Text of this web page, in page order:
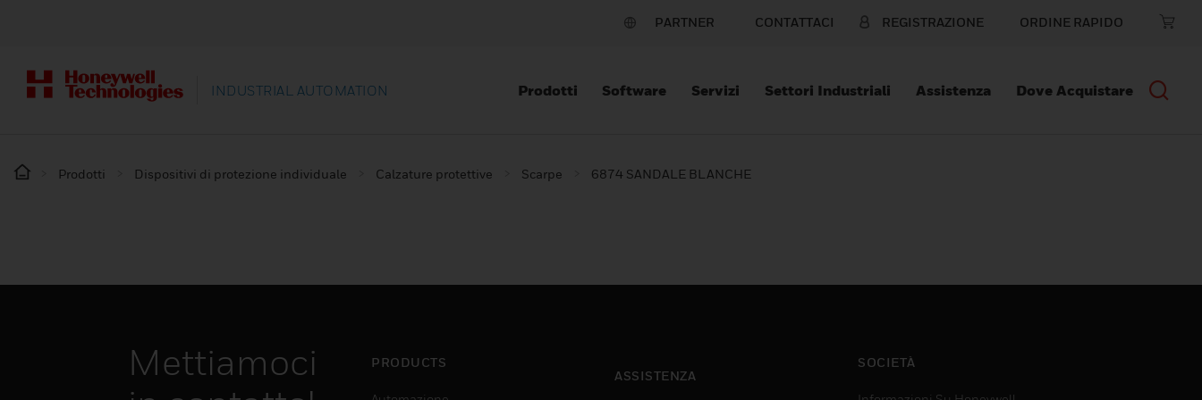
PARTNER CONTATTACI REGISTRAZIONE ORDINE RAPIDO
INDUSTRIAL AUTOMATION Prodotti Software Servizi Settori Industriali Assistenza Dove Acquistare
Prodotti Dispositivi di protezione individuale Calzature protettive Scarpe 6874 SANDALE BLANCHE
Mettiamoci
PRODUCTS
ASSISTENZA
SOCIETÀ